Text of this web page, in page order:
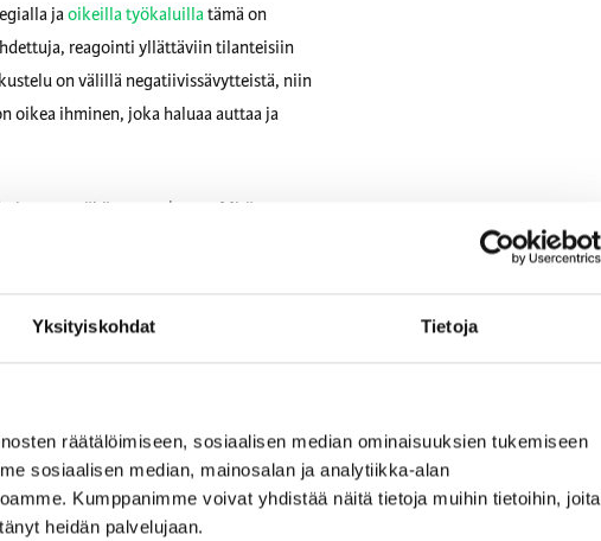
Yksityiskohdat Tietoja
räätälöimiseen, sosiaalisen median ominaisuuksien tukemiseen
sosiaalisen median, mainosalan ja analytiikka-alan
Kumppanimme voivat yhdistää näitä tietoja muihin tietoihin, joita
heidän palvelujaan.
jaoikeilla työkaluillatämä on
reagointi yllättäviin tilanteisiin
on välillä negatiivissävytteistä, niin
oikea ihminen, joka haluaa auttaa ja
tähän murrokseen. Mitä
tilanteisiin, sitä tärkeämmäksi
että sosiaalisen median hallinta
Mitkä kanavat korostuvat
sisältöstrategian luominen sekä
Retrieverinsosiaalisen median